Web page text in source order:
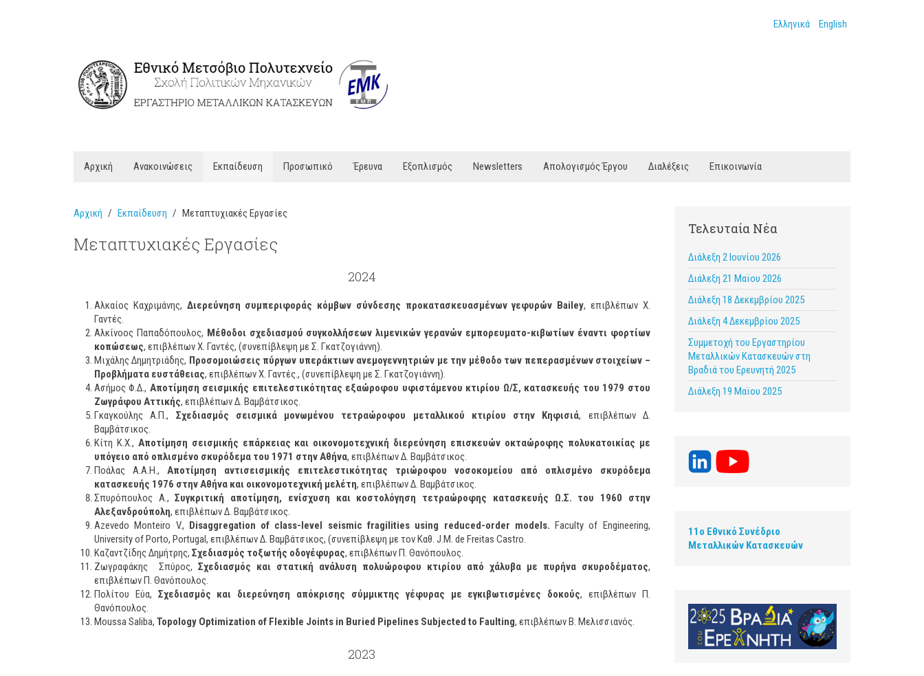
Ελληνικά English
Αρχική Ανακοινώσεις Εκπαίδευση Προσωπικό Έρευνα Εξοπλισμός Newsletters Απολογισμός Έργου Διαλέξεις Επικοινωνία
Αρχική Εκπαίδευση Μεταπτυχιακές Εργασίες
Μεταπτυχιακές Εργασίες
2024
Αλκαίος Καχριμάνης, Διερεύνηση συμπεριφοράς κόμβων σύνδεσης προκατασκευασμένων γεφυρών Bailey, επιβλέπων Χ.
Γαντές.
Αλκίνοος Παπαδόπουλος, Μέθοδοι σχεδιασμού συγκολλήσεων λιμενικών γερανών εμπορευματο-κιβωτίων έναντι φορτίων
κοπώσεως, επιβλέπων Χ. Γαντές, (συνεπίβλεψη με Σ. Γκατζογιάννη).
Μιχάλης Δημητριάδης, Προσομοιώσεις πύργων υπεράκτιων ανεμογεννητριών με την μέθοδο των πεπερασμένων στοιχείων –
Προβλήματα ευστάθειας, επιβλέπων Χ. Γαντές., (συνεπίβλεψη με Σ. Γκατζογιάννη).
Ασήμος Φ.Δ., Αποτίμηση σεισμικής επιτελεστικότητας εξαώροφου υφιστάμενου κτιρίου Ω/Σ, κατασκευής του 1979 στου
Ζωγράφου Αττικής, επιβλέπων Δ. Βαμβάτσικος.
Γκαγκούλης Α.Π., Σχεδιασμός σεισμικά μονωμένου τετραώροφου μεταλλικού κτιρίου στην Κηφισιά, επιβλέπων Δ.
Βαμβάτσικος.
Κίτη Κ.Χ., Αποτίμηση σεισμικής επάρκειας και οικονομοτεχνική διερεύνηση επισκευών οκταώροφης πολυκατοικίας με
υπόγειο από οπλισμένο σκυρόδεμα του 1971 στην Αθήνα, επιβλέπων Δ. Βαμβάτσικος.
Ποάλας Α.Α.Η., Αποτίμηση αντισεισμικής επιτελεστικότητας τριώροφου νοσοκομείου από οπλισμένο σκυρόδεμα
κατασκευής 1976 στην Αθήνα και οικονομοτεχνική μελέτη, επιβλέπων Δ. Βαμβάτσικος.
Σπυρόπουλος Α.,Συγκριτική αποτίμηση, ενίσχυση και κοστολόγηση τετραώροφης κατασκευής Ω.Σ. του 1960 στην
Αλεξανδρούπολη, επιβλέπων Δ. Βαμβάτσικος.
Azevedo Monteiro V., Disaggregation of class-level seismic fragilities using reduced-order models. Faculty of Engineering,
University of Porto, Portugal, επιβλέπων Δ. Βαμβάτσικος, (συνεπίβλεψη με τον Καθ. J.M. de Freitas Castro.
Καζαντζίδης Δημήτρης, Σχεδιασμός τοξωτής οδογέφυρας, επιβλέπων Π. Θανόπουλος.
Ζωγραφάκης Σπύρος, Σχεδιασμός και στατική ανάλυση πολυώροφου κτιρίου από χάλυβα με πυρήνα σκυροδέματος,
επιβλέπων Π. Θανόπουλος.
Πολίτου Εύα, Σχεδιασμός και διερεύνηση απόκρισης σύμμικτης γέφυρας με εγκιβωτισμένες δοκούς, επιβλέπων Π.
Θανόπουλος.
Moussa Saliba, Topology Optimization of Flexible Joints in Buried Pipelines Subjected to Faulting, επιβλέπων Β. Μελισσιανός.
2023
Τελευταία Νέα
Διάλεξη 2 Ιουνίου 2026
Διάλεξη 21 Μαϊου 2026
Διάλεξη 18 Δεκεμβρίου 2025
Διάλεξη 4 Δεκεμβρίου 2025
Συμμετοχή του Εργαστηρίου
Μεταλλικών Κατασκευών στη
Βραδιά του Ερευνητή 2025
Διάλεξη 19 Μαϊου 2025
11ο Εθνικό Συνέδριο
Μεταλλικών Κατασκευών